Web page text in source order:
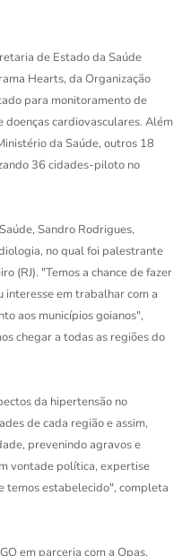
de Estado da Saúde
Hearts, da Organização
para monitoramento de
doenças cardiovasculares. Além
da Saúde, outros 18
36 cidades-piloto no
Sandro Rodrigues,
no qual foi palestrante
(RJ). "Temos a chance de fazer
interesse em trabalhar com a
aos municípios goianos",
chegar a todas as regiões do
da hipertensão no
de cada região e assim,
prevenindo agravos e
vontade política, expertise
temos estabelecido", completa